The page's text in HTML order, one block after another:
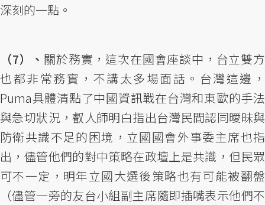
深刻的一點。
（7）、 關於務實，這次在國會座談中，台立雙方
也都非常務實，不講太多場面話。台灣這邊，
Puma具體清點了中國資訊戰在台灣和東歐的手法
與急切狀況，叡人師明白指出台灣民間認同曖昧與
防衛共識不足的困境，立國國會外事委主席也指
出，儘管他們的對中策略在政壇上是共識，但民眾
可不一定，明年立國大選後策略也有可能被翻盤
（儘管一旁的友台小組副主席隨即插嘴表示他們不